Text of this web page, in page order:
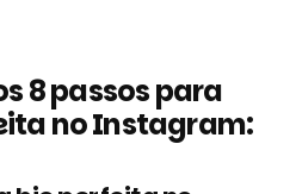
8 passos para
no Instagram: